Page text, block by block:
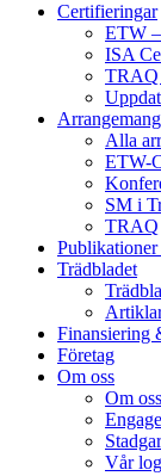
Certifieringar
ETW
ISA
TRAQ
Arrangemang
Alla
ETW-
SM i
TRAQ
Trädbladet
Finansiering
Företag
Om oss
Om oss
Stadgar
Vår